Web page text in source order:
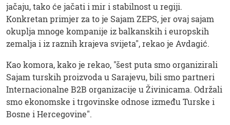
jačaju, tako će jačati i mir i stabilnost u regiji.
Konkretan primjer za to je Sajam ZEPS, jer ovaj sajam
okuplja mnoge kompanije iz balkanskih i europskih
zemalja i iz raznih krajeva svijeta", rekao je Avdagić.
Kao komora, kako je rekao, "šest puta smo organizirali
Sajam turskih proizvoda u Sarajevu, bili smo partneri
Internacionalne B2B organizacije u Živinicama. Održali
smo ekonomske i trgovinske odnose između Turske i
Bosne i Hercegovine".